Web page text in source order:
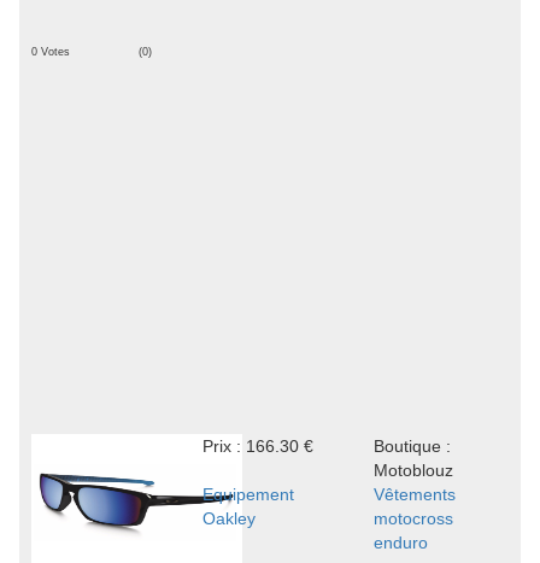
0 Votes (0)
Prix : 166.30 €
Boutique :
Motoblouz
Equipement
Oakley
Vêtements
motocross
enduro